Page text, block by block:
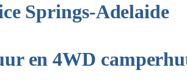
Springs-Adelaide
en 4WD